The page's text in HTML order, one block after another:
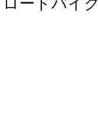
ロードバイク